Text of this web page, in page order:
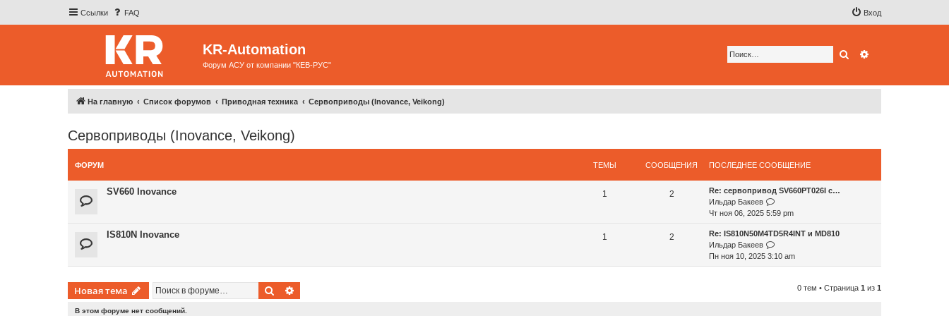
Ссылки FAQ Вход
KR-Automation
Форум АСУ от компании "КЕВ-РУС"
Поиск
На главную Список форумов Приводная техника Сервоприводы (Inovance, Veikong)
Сервоприводы (Inovance, Veikong)
ФОРУМ ТЕМЫ СООБЩЕНИЯ ПОСЛЕДНЕЕ СООБЩЕНИЕ
SV660 Inovance 1 2
Re: сервопривод SV660PT026I с…
Ильдар Бакеев
е
е
т
и
Чт ноя 06, 2025 5:59 pm
IS810N Inovance 1 2
Re: IS810N50M4TD5R4INT и MD810
Ильдар Бакеев
е
р
Пн ноя 10, 2025 3:10 am
Новая тема Поиск 0 тем • Страница 1 из 1
В этом форуме нет сообщений.